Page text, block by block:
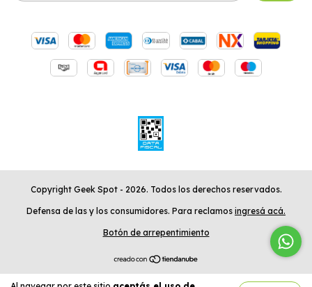
Copyright Geek Spot - 2026. Todos los derechos reservados.
Defensa de las y los consumidores. Para reclamos ingresá acá.
Botón de arrepentimiento